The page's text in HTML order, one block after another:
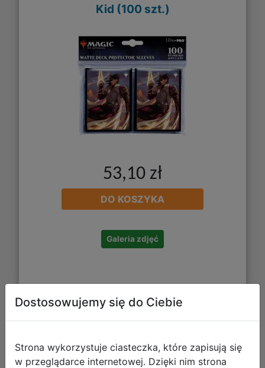
Kid (100 szt.)
53,10 zł
DO KOSZYKA
Galeria zdjęć
Outlaws of Thunder Junction -
Sleeves - Rakdos, the Muscle (100)
Dostosowujemy się do Ciebie
Strona wykorzystuje ciasteczka, które zapisują się
w przeglądarce internetowej. Dzięki nim strona